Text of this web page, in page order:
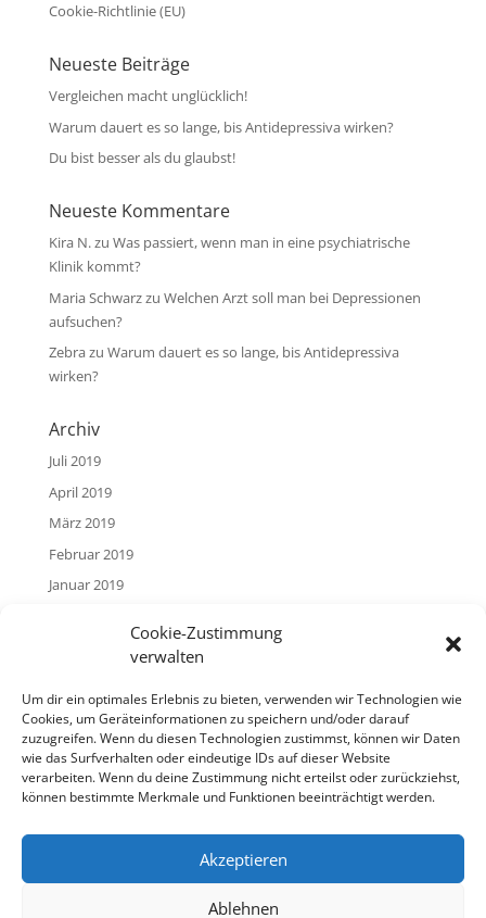
Cookie-Zustimmung
verwalten
Um dir ein optimales Erlebnis zu bieten, verwenden wir Technologien wie
Cookies, um Geräteinformationen zu speichern und/oder darauf
zuzugreifen. Wenn du diesen Technologien zustimmst, können wir Daten
wie das Surfverhalten oder eindeutige IDs auf dieser Website
verarbeiten. Wenn du deine Zustimmung nicht erteilst oder zurückziehst,
können bestimmte Merkmale und Funktionen beeinträchtigt werden.
Akzeptieren
Ablehnen
Cookie-Richtlinie (EU)
Neueste Beiträge
Vergleichen macht unglücklich!
Warum dauert es so lange, bis Antidepressiva wirken?
Du bist besser als du glaubst!
Neueste Kommentare
Kira N.zu Was passiert, wenn man in eine psychiatrische
Klinik kommt?
Maria Schwarzzu Welchen Arzt soll man bei Depressionen
aufsuchen?
Zebrazu Warum dauert es so lange, bis Antidepressiva
wirken?
Archiv
Juli 2019
April 2019
März 2019
Februar 2019
Januar 2019
Hilfe in schwierigen Situationen
Haben Sie das Gefühl, sich in einer scheinbar ausweglosen
Notlage zu befinden? Es gibt Menschen, mit denen Sie
darüber sprechen können.
Aufdieser Seite finden Sie Ansprechpartner,
Telefonnummern und Adressen, wo sie Hilfe erhalten. Sie
können die Angebote auf Wunsch auch anonym nutzen.